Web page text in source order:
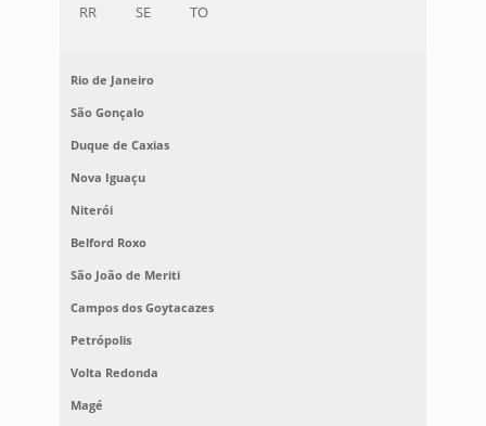
RR SE TO
Rio de Janeiro
São Gonçalo
Duque de Caxias
Nova Iguaçu
Niterói
Belford Roxo
São João de Meriti
Campos dos Goytacazes
Petrópolis
Volta Redonda
Magé